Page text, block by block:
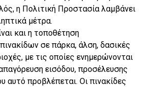
η Πολιτική Προστασία λαμβάνει
μέτρα.
και η τοποθέτηση
σε πάρκα, άλση, δασικές
με τις οποίες ενημερώνονται
εισόδου, προσέλευσης
αυτό προβλέπεται. Οι πινακίδες